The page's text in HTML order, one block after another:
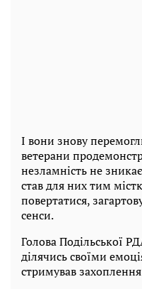
І вони знову
ветерани
незламність не
став для них тим
повертатися,
сенси.
Голова Подільської
ділячись своїми
стримував